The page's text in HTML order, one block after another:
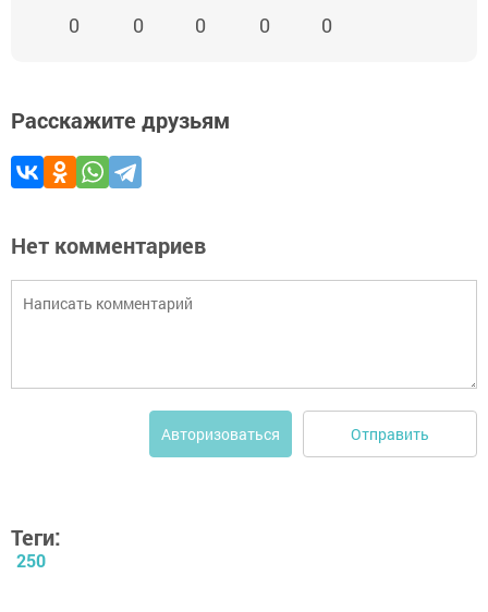
0 0 0 0 0
Расскажите друзьям
Нет комментариев
Авторизоваться Отправить
Теги:
250